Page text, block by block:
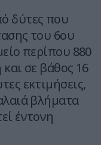
δύτες που
του 6ου
περίπου 880
σε βάθος 16
εκτιμήσεις,
βλήματα
έντονη